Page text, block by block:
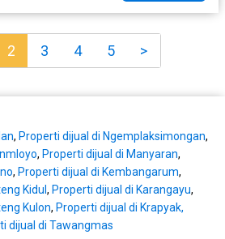
2 3 4 5 >
, Properti dijual di Ngemplaksimongan,
, Properti dijual di Manyaran,
, Properti dijual di Kembangarum,
Kidul , Properti dijual di Karangayu,
Kulon, Properti dijual di Krapyak,
dijual di Tawangmas